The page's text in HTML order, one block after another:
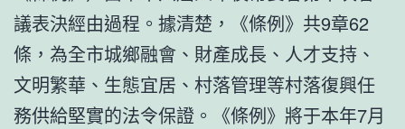
議表決經由過程。據清楚，《條例》共9章62
條，為全市城鄉融會、財產成長、人才支持、
文明繁華、生態宜居、村落管理等村落復興任
務供給堅實的法令保證。《條例》將于本年7月